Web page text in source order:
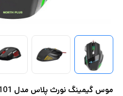
موس گیمینگ نورث پلاس مدل PHANTOM M101